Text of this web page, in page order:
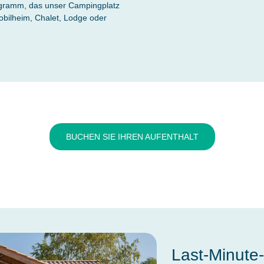
das unser Campingplatz
Chalet, Lodge oder
BUCHEN SIE IHREN AUFENTHALT
Last-